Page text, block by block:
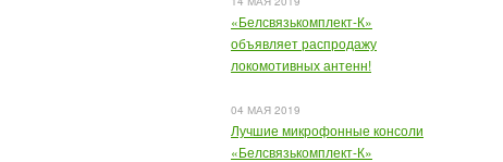
«Белсвязькомплект-К»
объявляет распродажу
локомотивных антенн!
04 МАЯ 2019
Лучшие микрофонные консоли
«Белсвязькомплект-К»